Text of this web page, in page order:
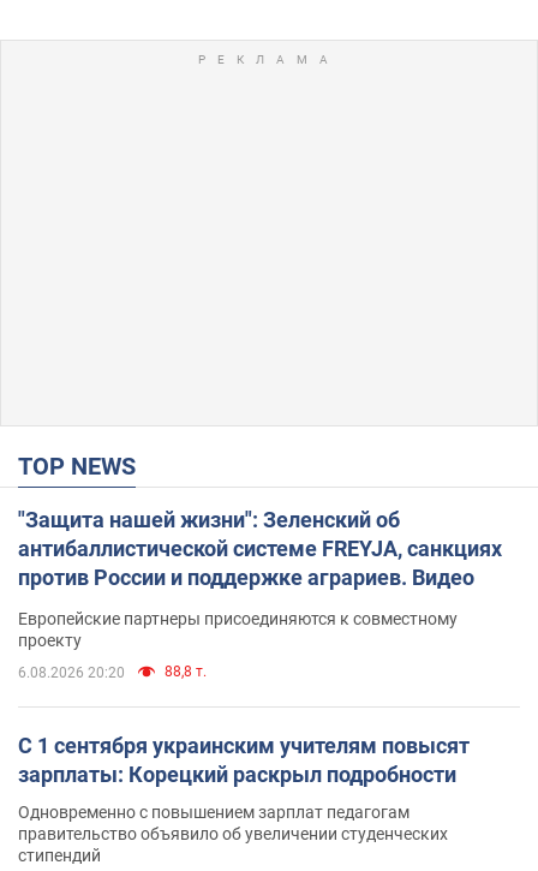
TOP NEWS
"Защита нашей жизни": Зеленский об
антибаллистической системе FREYJA, санкциях
против России и поддержке аграриев. Видео
Европейские партнеры присоединяются к совместному
проекту
6.08.2026 20:20 88,8 т.
С 1 сентября украинским учителям повысят
зарплаты: Корецкий раскрыл подробности
Одновременно с повышением зарплат педагогам
правительство объявило об увеличении студенческих
стипендий